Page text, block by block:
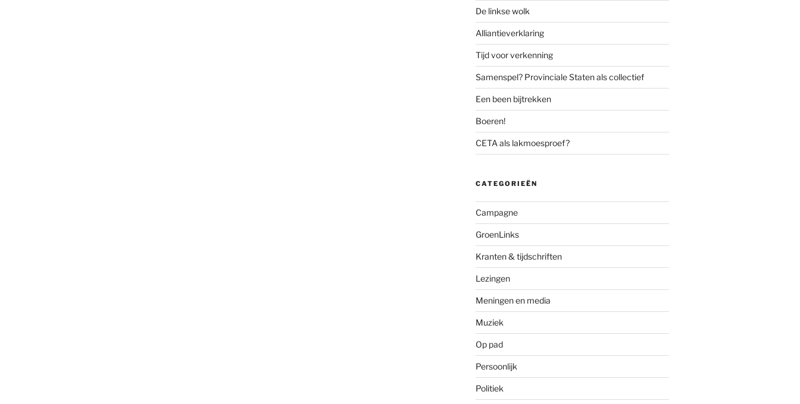
De linkse wolk
Alliantieverklaring
Tijd voor verkenning
Samenspel? Provinciale Staten als collectief
Een been bijtrekken
Boeren!
CETA als lakmoesproef?
CATEGORIEËN
Campagne
GroenLinks
Kranten & tijdschriften
Lezingen
Meningen en media
Muziek
Op pad
Persoonlijk
Politiek